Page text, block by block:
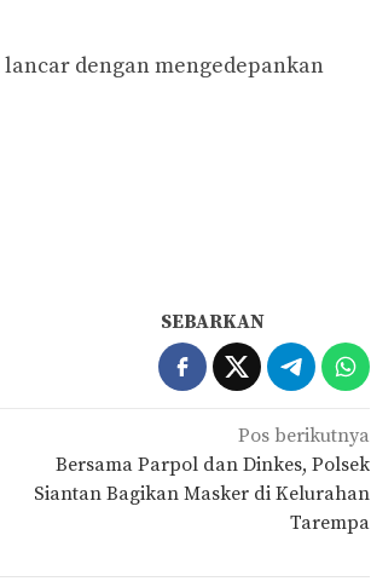
dengan mengedepankan
SEBARKAN
Pos berikutnya
Bersama Parpol dan Dinkes, Polsek
Siantan Bagikan Masker di Kelurahan
Tarempa